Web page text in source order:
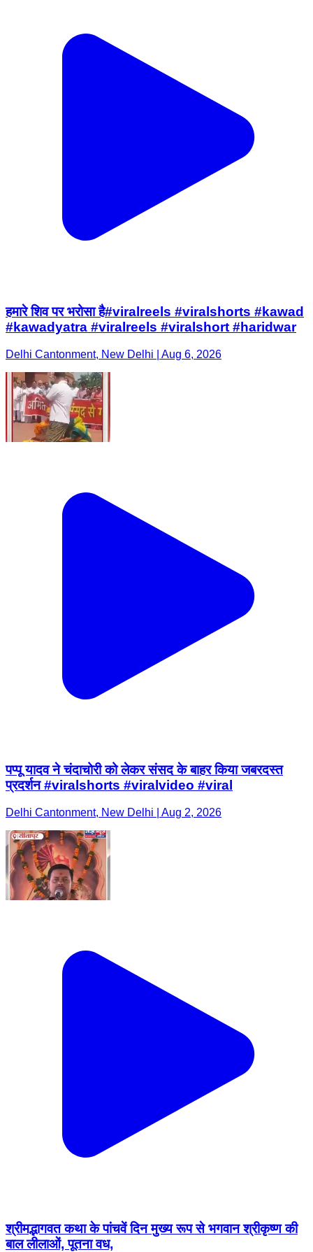
हमारे शिव पर भरोसा है#viralreels #viralshorts #kawad
#kawadyatra #viralreels #viralshort #haridwar
Delhi Cantonment, New Delhi | Aug 6, 2026
पप्पू यादव ने चंदाचोरी को लेकर संसद के बाहर किया जबरदस्त
प्रदर्शन #viralshorts #viralvideo #viral
Delhi Cantonment, New Delhi | Aug 2, 2026
श्रीमद्भागवत कथा के पांचवें दिन मुख्य रूप से भगवान श्रीकृष्ण की
बाल लीलाओं, पूतना वध,